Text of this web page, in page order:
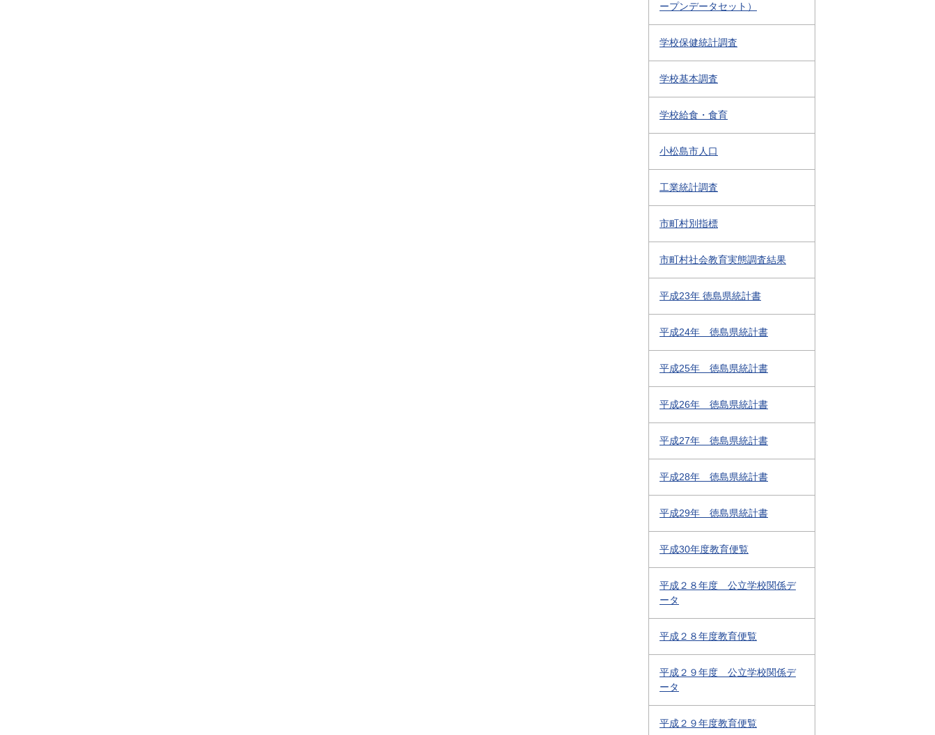
ープンデータセット）
学校保健統計調査
学校基本調査
学校給食・食育
小松島市人口
工業統計調査
市町村別指標
市町村社会教育実態調査結果
平成23年 徳島県統計書
平成24年 徳島県統計書
平成25年 徳島県統計書
平成26年 徳島県統計書
平成27年 徳島県統計書
平成28年 徳島県統計書
平成29年 徳島県統計書
平成30年度教育便覧
平成２８年度 公立学校関係デ
ータ
平成２８年度教育便覧
平成２９年度 公立学校関係デ
ータ
平成２９年度教育便覧